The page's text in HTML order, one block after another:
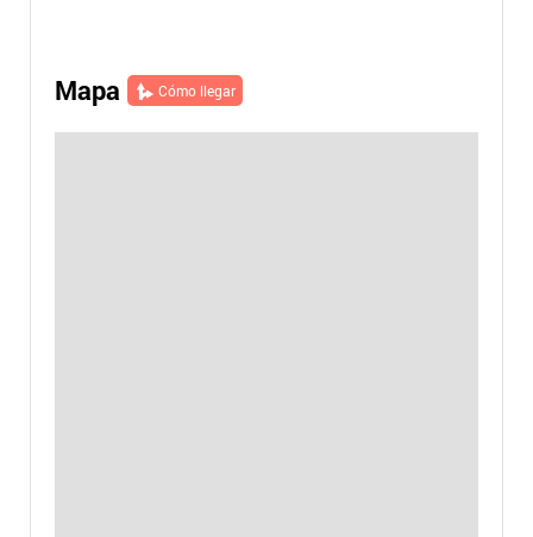
Mapa Cómo llegar